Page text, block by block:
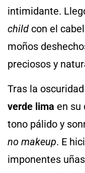
intimidante.
child con el
moños
preciosos y
Tras la
verde lima en su
tono pálido y
no makeup. E
imponentes